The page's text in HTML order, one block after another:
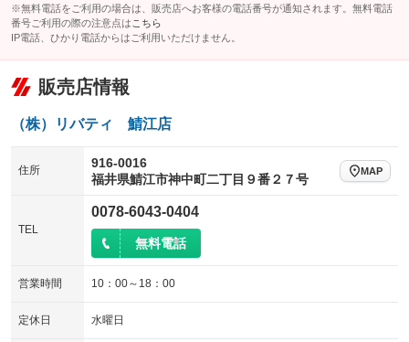
※無料電話をご利用の場合は、販売店へお客様の電話番号が通知されます。無料電話
番号ご利用の際の注意点は こちら
IP電話、ひかり電話からはご利用いただけません。
販売店情報
（株）リバティ 鯖江店
住所
916-0016
福井県鯖江市神中町二丁目９番２７号
MAP
TEL
0078-6043-0404
無料電話
営業時間 10：00～18：00
定休日 水曜日